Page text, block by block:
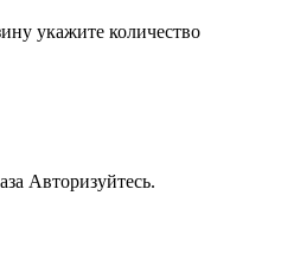
укажите количество
Авторизуйтесь.